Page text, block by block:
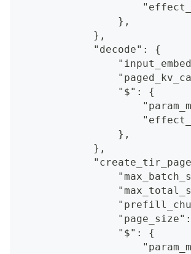
                },
            },
            "decode": {
                "$": {
                },
            },
                "$": {